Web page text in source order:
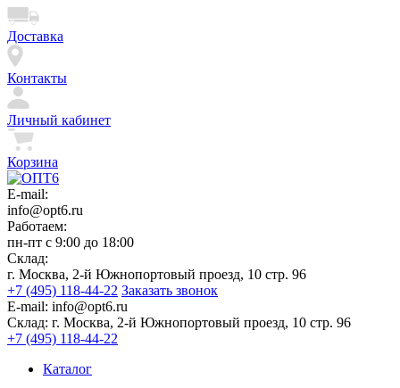
Доставка
Контакты
Личный кабинет
Корзина
E-mail:
info@opt6.ru
Работаем:
пн-пт с 9:00 до 18:00
Склад:
г. Москва, 2-й Южнопортовый проезд, 10 стр. 96
+7 (495) 118-44-22 Заказать звонок
E-mail: info@opt6.ru
Склад: г. Москва, 2-й Южнопортовый проезд, 10 стр. 96
+7 (495) 118-44-22
Каталог